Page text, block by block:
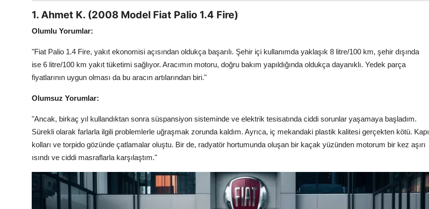
1. Ahmet K. (2008 Model Fiat Palio 1.4 Fire)
Olumlu Yorumlar:
"Fiat Palio 1.4 Fire, yakıt ekonomisi açısından oldukça başarılı. Şehir içi kullanımda yaklaşık 8 litre/100 km, şehir dışında
ise 6 litre/100 km yakıt tüketimi sağlıyor. Aracımın motoru, doğru bakım yapıldığında oldukça dayanıklı. Yedek parça
fiyatlarının uygun olması da bu aracın artılarından biri."
Olumsuz Yorumlar:
"Ancak, birkaç yıl kullandıktan sonra süspansiyon sisteminde ve elektrik tesisatında ciddi sorunlar yaşamaya başladım.
Sürekli olarak farlarla ilgili problemlerle uğraşmak zorunda kaldım. Ayrıca, iç mekandaki plastik kalitesi gerçekten kötü. Kapı
kolları ve torpido gözünde çatlamalar oluştu. Bir de, radyatör hortumunda oluşan bir kaçak yüzünden motorum bir kez aşırı
ısındı ve ciddi masraflarla karşılaştım."